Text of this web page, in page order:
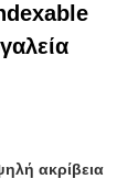
ακρίβεια